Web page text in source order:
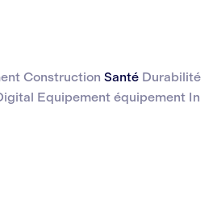
Construction Santé Durabilité
Equipement équipement In